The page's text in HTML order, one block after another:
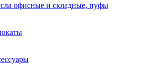
офисные и складные, пуфы